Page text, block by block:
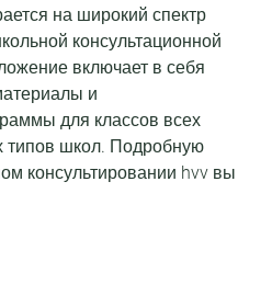
на широкий спектр
консультационной
включает в себя
и
для классов всех
типов школ. Подробную
консультировании hvv вы